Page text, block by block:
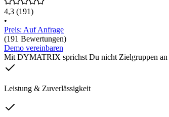
4,3 (191)
•
Preis: Auf Anfrage
(191 Bewertungen)
Demo vereinbaren
Mit DYMATRIX sprichst Du nicht Zielgruppen an
Leistung & Zuverlässigkeit